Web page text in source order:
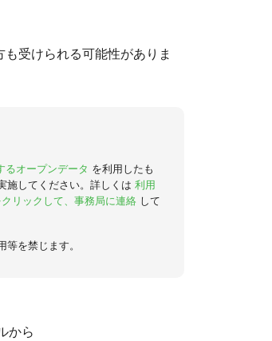
受けられる可能性がありま
るオープンデータ を利用したも
施してください。詳しくは 利用
クリックして、事務局に連絡 して
を禁じます。
から